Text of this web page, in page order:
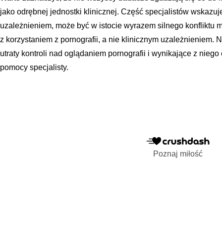
jako odrębnej jednostki klinicznej. Część specjalistów
uzależnieniem, może być w istocie wyrazem silnego konfliktu
z korzystaniem z pornografii, a nie klinicznym uzależnieniem.
utraty kontroli nad oglądaniem pornografii i wynikające z
pomocy specjalisty.
Poznaj miłość